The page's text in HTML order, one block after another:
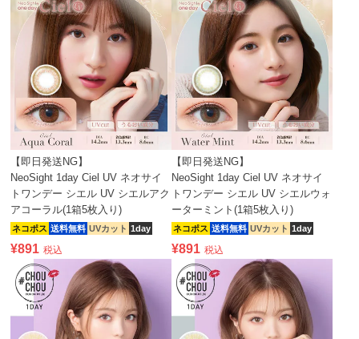
【即日発送NG】
NeoSight 1day Ciel UV ネオサイ
トワンデー シエル UV シエルアク
アコーラル(1箱5枚入り)
ネコポス 送料無料 UVカット 1day
¥891 税込
【即日発送NG】
NeoSight 1day Ciel UV ネオサイ
トワンデー シエル UV シエルウォ
ーターミント(1箱5枚入り)
ネコポス 送料無料 UVカット 1day
¥891 税込